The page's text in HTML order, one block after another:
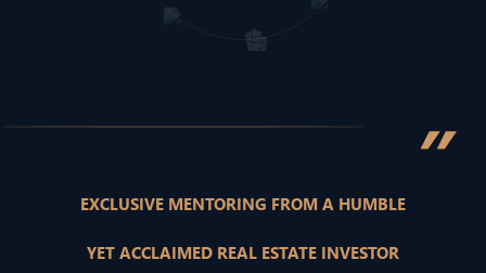
”
EXCLUSIVE MENTORING FROM A HUMBLE
YET ACCLAIMED REAL ESTATE INVESTOR